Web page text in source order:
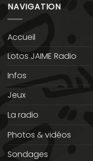
NAVIGATION
Accueil
Lotos JAIME Radio
Infos
Jeux
La radio
Photos & vidéos
Sondages